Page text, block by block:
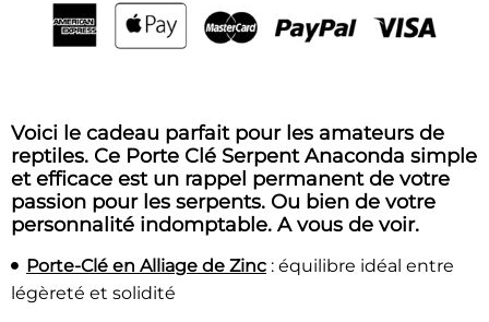
Voici le cadeau parfait pour les amateurs de
reptiles. Ce Porte Clé Serpent Anaconda simple
et efficace est un rappel permanent de votre
passion pour les serpents. Ou bien de votre
personnalité indomptable. A vous de voir.
Porte-Clé en Alliage de Zinc : équilibre idéal entre
légèreté et solidité